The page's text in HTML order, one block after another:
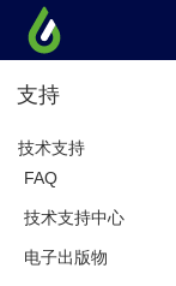
支持
技术支持
FAQ
技术支持中心
电子出版物